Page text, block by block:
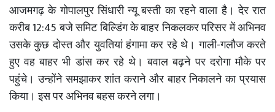
आजमगढ़ के गोपालपुर सिंधारी न्यू बस्ती का रहने वाला है। देर रात
करीब 12:45बजे समिट बिल्डिंग के बाहर निकलकर परिसर में अभिनव
उसके कुछ दोस्त और युवतियां हंगामा कर रहे थे। गाली-गलौज करते
हुए वह बाहर भी डांस कर रहे थे। बवाल बढ़ने पर दरोगा मौके पर
पहुंचे। उन्होंने समझाकर शांत कराने और बाहर निकालने का प्रयास
किया। इस पर अभिनव बहस करने लगा।